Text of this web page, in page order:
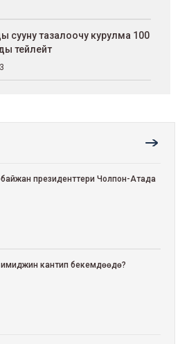
сууну тазалоочу курулма 100
тейлейт
президенттери Чолпон-Атада
имиджин кантип бекемдөөдө?